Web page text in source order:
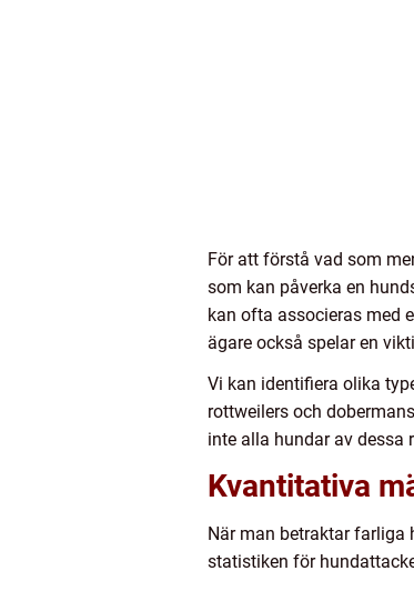
För att förstå vad som
som kan påverka en
kan ofta associeras med
ägare också spelar en
Vi kan identifiera olika
rottweilers och
inte alla hundar av dessa
Kvantitativa
När man betraktar
statistiken för